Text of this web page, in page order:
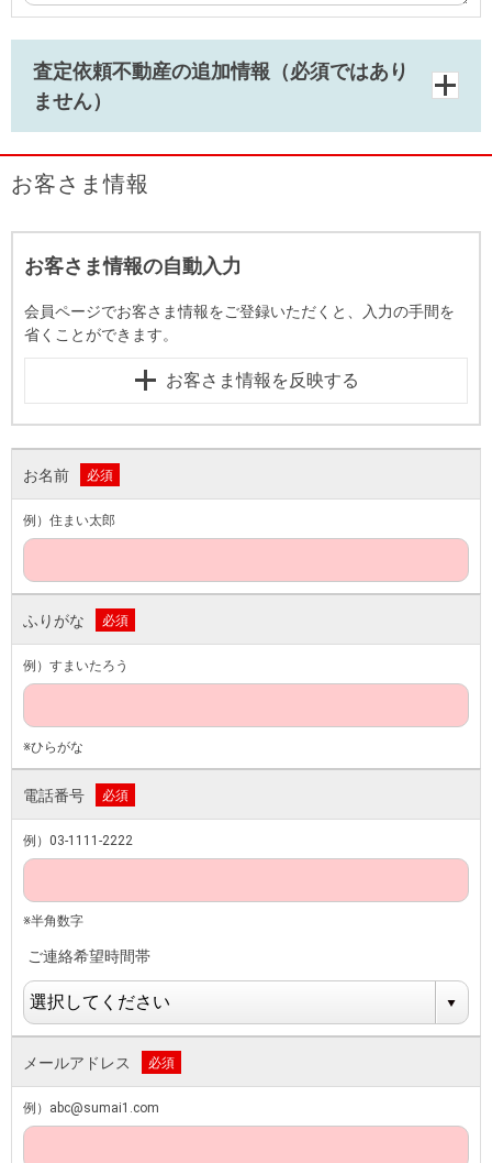
査定依頼不動産の追加情報（必須ではあり
ません）
お客さま情報
お客さま情報の自動入力
会員ページでお客さま情報をご登録いただくと、入力の手間を
省くことができます。
お客さま情報を反映する
お名前 必須
例）住まい太郎
ふりがな 必須
例）すまいたろう
※ひらがな
電話番号 必須
例）03-1111-2222
※半角数字
ご連絡希望時間帯
メールアドレス 必須
例）abc@sumai1.com